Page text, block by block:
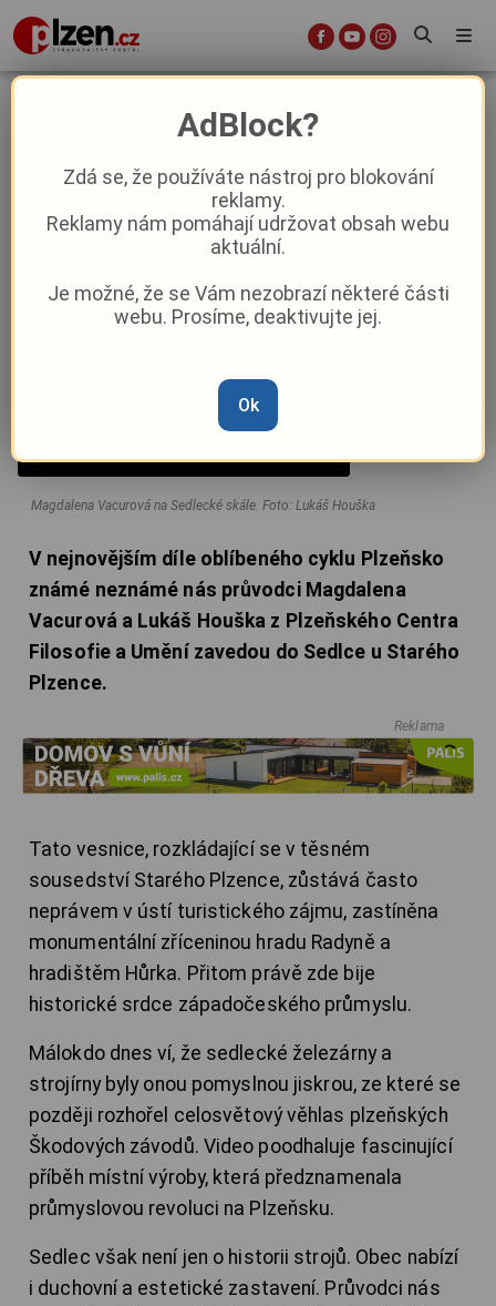
Plzeňsko známé neznámé: Sedlec u
Starého Plzence
Z kraje
08:46
Magdalena Vacurová na Sedlecké skále. Foto: Lukáš Houška
V nejnovějším díle oblíbeného cyklu Plzeňsko
známé neznámé nás průvodci Magdalena
Vacurová a Lukáš Houška z Plzeňského Centra
Filosofie a Umění zavedou do Sedlce u Starého
Plzence.
Reklama
Tato vesnice, rozkládající se v těsném
sousedství Starého Plzence, zůstává často
neprávem v ústí turistického zájmu, zastíněna
monumentální zříceninou hradu Radyně a
hradištěm Hůrka. Přitom právě zde bije
historické srdce západočeského průmyslu.
Málokdo dnes ví, že sedlecké železárny a
strojírny byly onou pomyslnou jiskrou, ze které se
později rozhořel celosvětový věhlas plzeňských
Škodových závodů. Video poodhaluje fascinující
příběh místní výroby, která předznamenala
průmyslovou revoluci na Plzeňsku.
Sedlec však není jen o historii strojů. Obec nabízí
i duchovní a estetické zastavení. Průvodci nás
AdBlock?
Zdá se, že používáte nástroj pro blokování
reklamy.
Reklamy nám pomáhají udržovat obsah webu
aktuální.
Je možné, že se Vám nezobrazí některé části
webu. Prosíme, deaktivujte jej.
Ok